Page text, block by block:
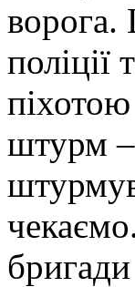
ворога.
штурм –